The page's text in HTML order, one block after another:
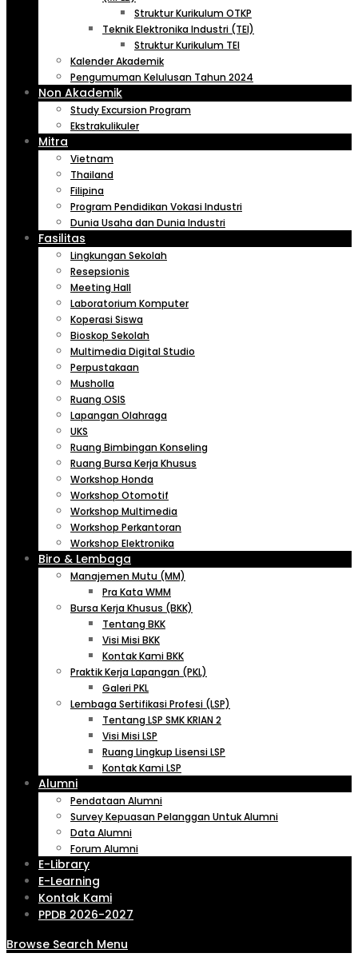
Struktur Kurikulum OTKP
Teknik Elektronika Industri (TEI)
Struktur Kurikulum TEI
Kalender Akademik
Pengumuman Kelulusan Tahun 2024
Non Akademik
Study Excursion Program
Ekstrakulikuler
Mitra
Vietnam
Thailand
Filipina
Program Pendidikan Vokasi Industri
Dunia Usaha dan Dunia Industri
Fasilitas
Lingkungan Sekolah
Resepsionis
Meeting Hall
Laboratorium Komputer
Koperasi Siswa
Bioskop Sekolah
Multimedia Digital Studio
Perpustakaan
Musholla
Ruang OSIS
Lapangan Olahraga
UKS
Ruang Bimbingan Konseling
Ruang Bursa Kerja Khusus
Workshop Honda
Workshop Otomotif
Workshop Multimedia
Workshop Perkantoran
Workshop Elektronika
Biro & Lembaga
Manajemen Mutu (MM)
Pra Kata WMM
Bursa Kerja Khusus (BKK)
Tentang BKK
Visi Misi BKK
Kontak Kami BKK
Praktik Kerja Lapangan (PKL)
Galeri PKL
Lembaga Sertifikasi Profesi (LSP)
Tentang LSP SMK KRIAN 2
Visi Misi LSP
Ruang Lingkup Lisensi LSP
Kontak Kami LSP
Alumni
Pendataan Alumni
Survey Kepuasan Pelanggan Untuk Alumni
Data Alumni
Forum Alumni
E-Library
E-Learning
Kontak Kami
PPDB 2026-2027
Browse Search Menu